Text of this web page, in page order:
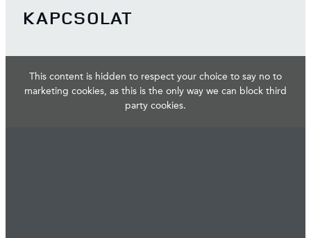
KAPCSOLAT
This content is hidden to respect your choice to say no to
marketing cookies, as this is the only way we can block third
party cookies.